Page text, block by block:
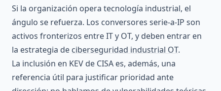
Si la organización opera tecnología industrial, el
ángulo se refuerza. Los conversores serie-a-IP son
activos fronterizos entre IT y OT, y deben entrar en
la estrategia de ciberseguridad industrial OT.
La inclusión en KEV de CISA es, además, una
referencia útil para justificar prioridad ante